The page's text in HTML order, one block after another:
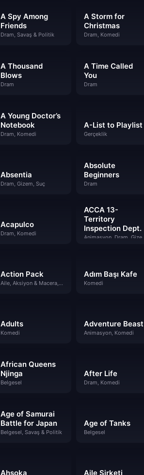
A Spy Among
Friends
Dram, Savaş & Politik
A Storm for
Christmas
Dram, Komedi
A Thousand
Blows
Dram
A Time Called
You
Dram
A Young Doctor’s
Notebook
Dram, Komedi
A-List to Playlist
Gerçeklik
Absentia
Dram, Gizem, Suç
Absolute
Beginners
Dram
Acapulco
Dram, Komedi
ACCA 13-
Territory
Inspection Dept.
Action Pack
Aile, Aksiyon & Macera, Animasyon, Çocuklar
Adım Başı Kafe
Komedi
Adults
Komedi
Adventure Beast
Animasyon, Komedi
African Queens
Njinga
Belgesel
After Life
Dram, Komedi
Age of Samurai
Battle for Japan
Belgesel, Savaş & Politik
Age of Tanks
Belgesel
Ahsoka Aile Şirketi